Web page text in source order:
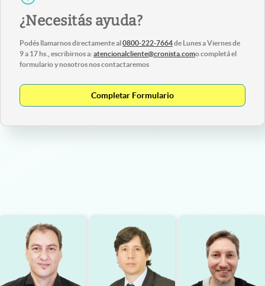
¿Necesitás ayuda?
Podés llamarnos directamente al 0800-222-7664de Lunes a Viernes de
9 a 17 hs., escribirnos a:atencionalcliente@cronista.como completá el
formulario y nosotros nos contactaremos
Completar Formulario